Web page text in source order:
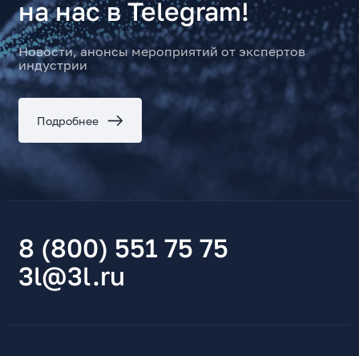
на нас в Telegram!
Новости, анонсы мероприятий от экспертов
индустрии
Подробнее
8 (800) 551 75 75
3l@3l.ru